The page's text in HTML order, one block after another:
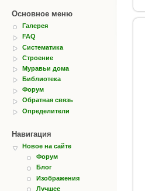
Основное меню
Галерея
FAQ
Систематика
Строение
Муравьи дома
Библиотека
Форум
Обратная связь
Определители
Навигация
Новое на сайте
Форум
Блог
Изображения
Лучшее